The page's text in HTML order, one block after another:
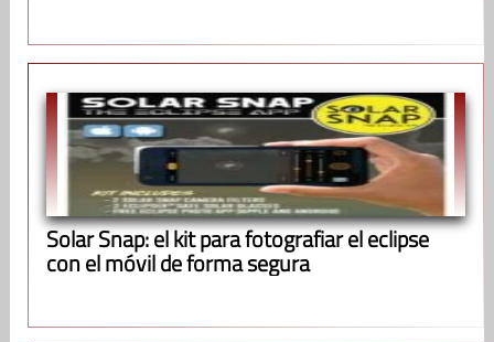
Solar Snap: el kit para fotografiar el eclipse
con el móvil de forma segura